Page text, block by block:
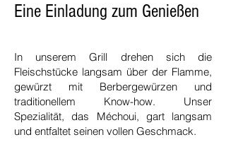
Eine Einladung zum Genießen
In unserem Grill drehen sich die
Fleischstücke langsam über der Flamme,
gewürzt mit Berbergewürzen und
traditionellem Know-how. Unser
Spezialität, das Méchoui, gart langsam
und entfaltet seinen vollen Geschmack.